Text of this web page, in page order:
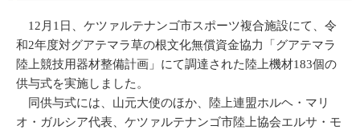
12月1日、ケツァルテナンゴ市スポーツ複合施設にて、令
和2年度対グアテマラ草の根文化無償資金協力「グアテマラ
陸上競技用器材整備計画」にて調達された陸上機材183個の
供与式を実施しました。
同供与式には、山元大使のほか、陸上連盟ホルヘ・マリ
オ・ガルシア代表、ケツァルテナンゴ市陸上協会エルサ・モ